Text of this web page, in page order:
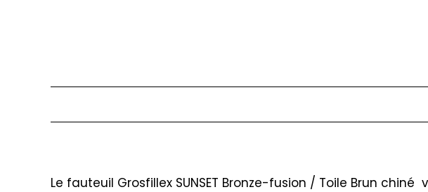
Le fauteuil Grosfillex SUNSET Bronze-fusion / Toile Brun